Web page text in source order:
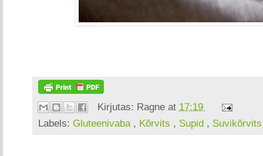
Kirjutas: Ragne at 17:19
Labels: Gluteenivaba , Kõrvits , Supid , Suvikõrvits